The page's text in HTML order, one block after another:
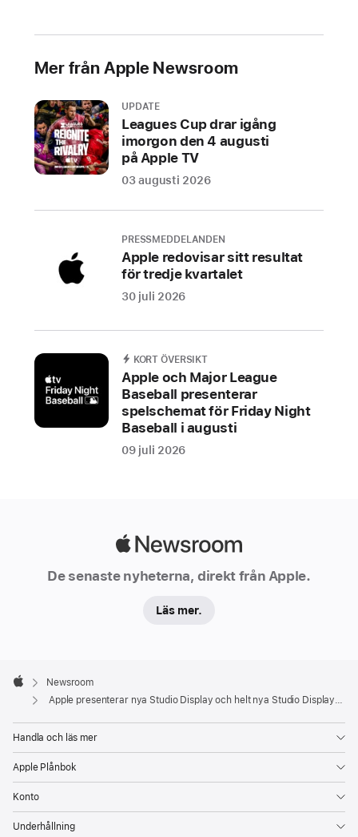
uppdateringsfrekvens
120 Hz
CUPERTINO,
KALIFORNIEN
presenterat
en
bildskärmar
är
utformade
motsvara
vardagsanvändare
till
mest
krävande
proffs.
Mer från Apple Newsroom
UPDATE
Leagues Cup drar igång
imorgon den 4 augusti
på Apple TV
03 augusti 2026
PRESSMEDDELANDEN
Apple redovisar sitt resultat
för tredje kvartalet
30 juli 2026
KORT ÖVERSIKT
Apple och Major League
Baseball presenterar
spelschemat för Friday Night
Baseball i augusti
09 juli 2026
De senaste nyheterna, direkt från Apple.
Läs mer.
Footer

Apple
Newsroom
Apple presenterar nya Studio Display och helt nya Studio Display XDR
Handla och läs mer
Apple Plånbok
Konto
Underhållning